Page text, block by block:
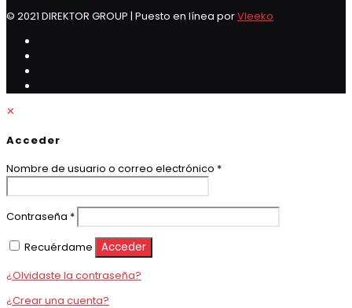
© 2021 DIREKTOR GROUP | Puesto en línea porVleeko
✕
Acceder
Nombre de usuario o correo electrónico *Obligatorio
Contraseña *Obligatorio
Recuérdame
Acceder
¿Olvidaste la contraseña?
¿Crear una cuenta?